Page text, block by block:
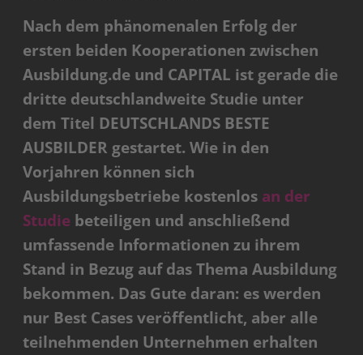
Nach dem phänomenalen Erfolg der
ersten beiden Kooperationen zwischen
Ausbildung.de und CAPITAL ist gerade die
dritte deutschlandweite Studie unter
dem Titel DEUTSCHLANDS BESTE
AUSBILDER gestartet. Wie in den
Vorjahren können sich
Ausbildungsbetriebe kostenlos an der
Studie beteiligen und anschließend
umfassende Informationen zu ihrem
Stand in Bezug auf das Thema Ausbildung
bekommen. Das Gute daran: es werden
nur Best Cases veröffentlicht, aber alle
teilnehmenden Unternehmen erhalten